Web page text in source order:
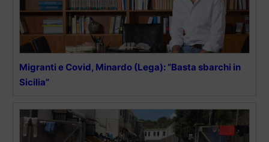
Migranti e Covid, Minardo (Lega): “Basta sbarchi in
Sicilia”